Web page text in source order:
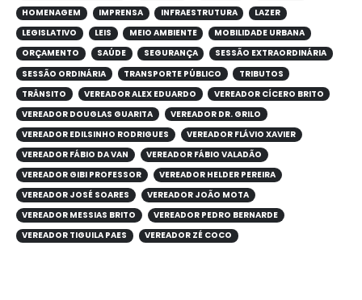
HOMENAGEM
IMPRENSA INFRAESTRUTURA
LAZER
LEGISLATIVO
LEIS MEIO AMBIENTE
MOBILIDADE URBANA
ORÇAMENTO
SAÚDE SEGURANÇA
SESSÃO EXTRAORDINÁRIA
SESSÃO ORDINÁRIA
TRANSPORTE PÚBLICO
TRIBUTOS
TRÂNSITO
VEREADOR ALEX EDUARDO
VEREADOR CÍCERO BRITO
VEREADOR DOUGLAS GUARITA
VEREADOR DR. GRILO
VEREADOR EDILSINHO RODRIGUES
VEREADOR FLÁVIO XAVIER
VEREADOR FÁBIO DA VAN
VEREADOR FÁBIO VALADÃO
VEREADOR GIBI PROFESSOR
VEREADOR HELDER PEREIRA
VEREADOR JOSÉ SOARES
VEREADOR JOÃO MOTA
VEREADOR MESSIAS BRITO
VEREADOR PEDRO BERNARDE
VEREADOR TIGUILA PAES
VEREADOR ZÉ COCO